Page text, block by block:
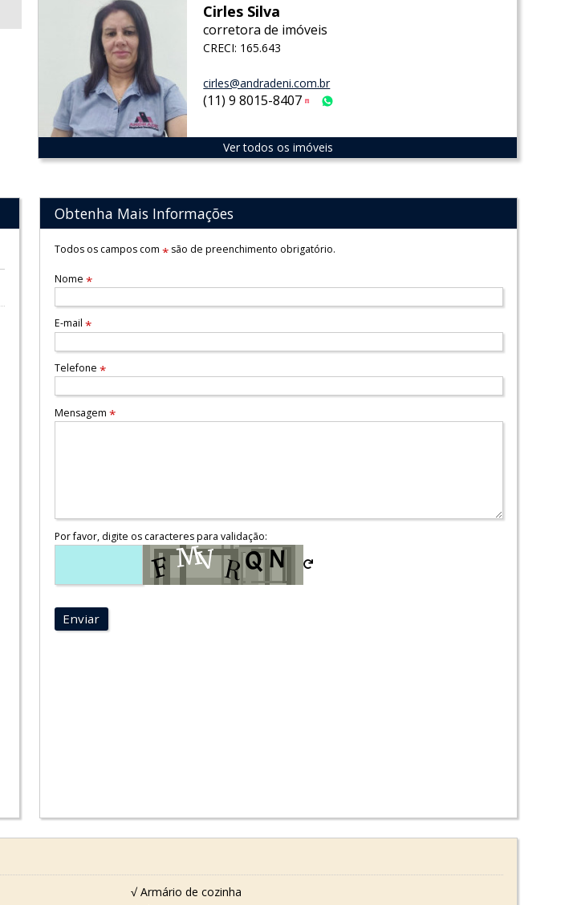
Cirles Silva
corretora de imóveis
CRECI: 165.643
cirles@andradeni.com.br
(11) 9 8015-8407 Tim
Ver todos os imóveis
Obtenha Mais Informações
Todos os campos com *são de preenchimento obrigatório.
Nome *
E-mail *
Telefone *
Mensagem *
Por favor, digite os caracteres para validação:
Enviar
√ Armário de cozinha